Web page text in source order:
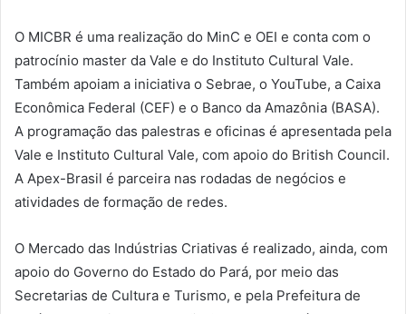
O MICBR é uma realização do MinC e OEI e conta com o
patrocínio master da Vale e do Instituto Cultural Vale.
Também apoiam a iniciativa o Sebrae, o YouTube, a Caixa
Econômica Federal (CEF) e o Banco da Amazônia (BASA).
A programação das palestras e oficinas é apresentada pela
Vale e Instituto Cultural Vale, com apoio do British Council.
A Apex-Brasil é parceira nas rodadas de negócios e
atividades de formação de redes.
O Mercado das Indústrias Criativas é realizado, ainda, com
apoio do Governo do Estado do Pará, por meio das
Secretarias de Cultura e Turismo, e pela Prefeitura de